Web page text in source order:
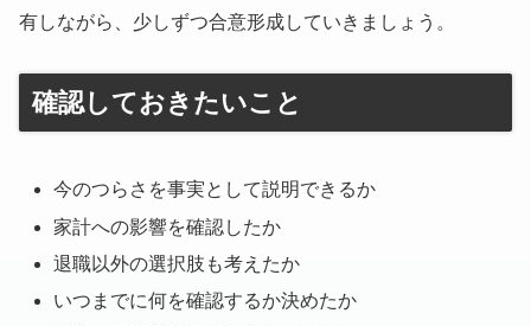
有しながら、少しずつ合意形成していきましょう。
確認しておきたいこと
今のつらさを事実として説明できるか
家計への影響を確認したか
退職以外の選択肢も考えたか
いつまでに何を確認するか決めたか